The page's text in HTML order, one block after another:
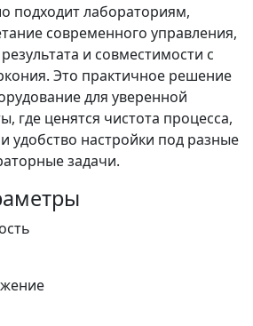
подходит лабораториям,
современного управления,
и совместимости с
Это практичное решение
для уверенной
где ценятся чистота процесса,
удобство настройки под разные
задачи.